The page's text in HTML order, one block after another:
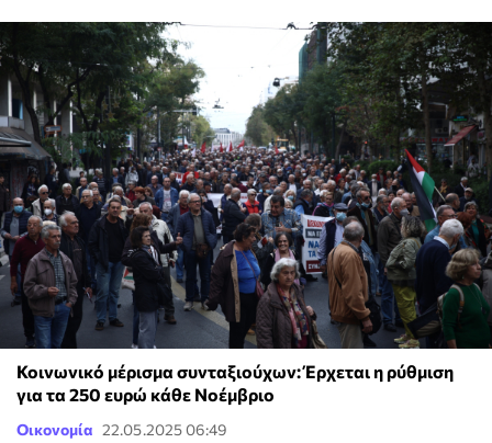
Κοινωνικό μέρισμα συνταξιούχων: Έρχεται η ρύθμιση
για τα 250 ευρώ κάθε Νοέμβριο
Οικονομία 22.05.2025 06:49